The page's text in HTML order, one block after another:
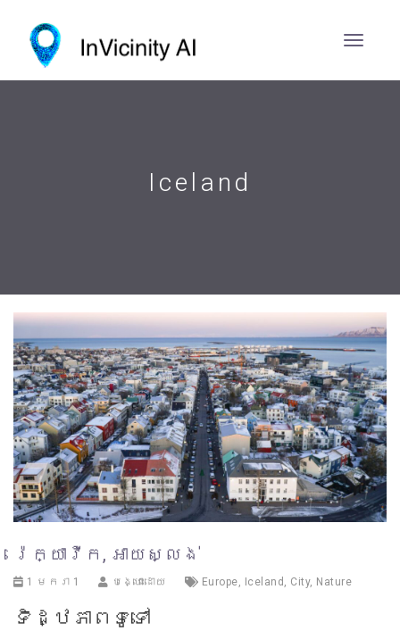
Iceland
រ៉េក្យាវីក, អាយស្លង់
1 មករា 1 បង្ហោះដោយ Europe, Iceland , City, Nature
ទិដ្ឋភាពទូទៅ